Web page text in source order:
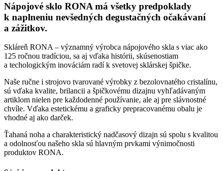
Nápojové sklo RONA má všetky predpoklady
k naplneniu nevšedných degustačných očakávaní
a zážitkov.
Skláreň RONA – významný výrobca nápojového skla s viac ako
125 ročnou tradíciou, sa aj vďaka histórii, skúsenostiam
a techologickým inováciám radí k svetovej sklárskej špičke.
Naše ručne i strojovo tvarované výrobky z bezolovnatého cristalínu,
sú vďaka kvalite, brilancii a špičkovému dizajnu vyhľadávaným
artiklom nielen pre každodenné používanie, ale aj pre slávnostné
chvíle. Vďaka estetickému a graficky prepracovanému obalu je
vhodné aj ako darček.
Ťahaná noha a charakteristický nadčasový dizajn sú spolu s kvalitou
a odolnosťou našeho skla sú hlavným prvkami výnimočnosti
produktov RONA.